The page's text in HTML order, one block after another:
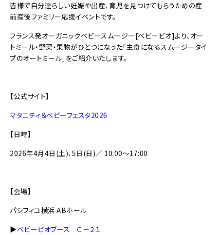
皆様で自分達らしい妊娠や出産、育児を見つけてもらうための産
前産後ファミリー応援イベントです。
フランス発オーガニックベビースムージー[ベビービオ]より、オー
トミール・野菜・果物がひとつになった「主食になるスムージータイ
プのオートミール」をご紹介いたします。
【公式サイト】
マタニティ＆ベビーフェスタ2026
【日時】
2026年4月4日(土)、5日(日)／ 10:00～17:00
【会場】
パシフィコ横浜 ABホール
▶ベビービオブース Ｃ－２１